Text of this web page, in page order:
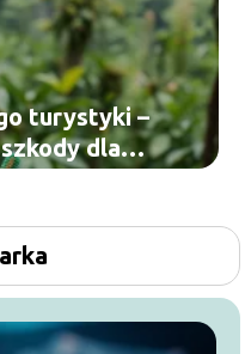
turystyki –
dla